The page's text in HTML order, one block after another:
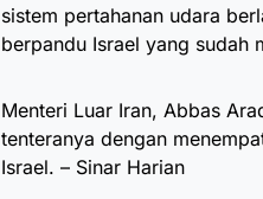
sistem pertahanan udara
berpandu Israel yang sudah
Menteri Luar Iran, Abbas
tenteranya dengan
Israel. – Sinar Harian